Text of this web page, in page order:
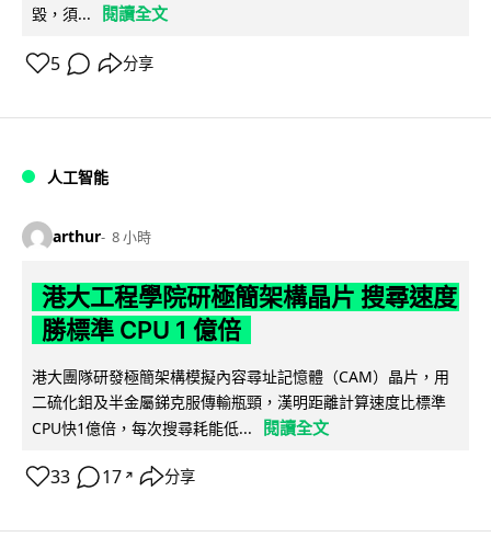
毀，須...
閱讀全文
5 分享
人工智能
arthur 8 小時
港大工程學院研極簡架構晶片 搜尋速度
勝標準 CPU 1 億倍
港大團隊研發極簡架構模擬內容尋址記憶體（CAM）晶片，用
二硫化鉬及半金屬銻克服傳輸瓶頸，漢明距離計算速度比標準
CPU快1億倍，每次搜尋耗能低...
閱讀全文
33 17 ↗ 分享